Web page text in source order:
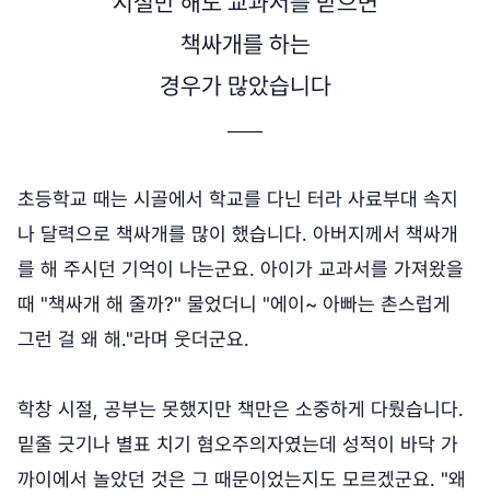
책싸개를 하는
경우가 많았습니다
초등학교 때는 시골에서 학교를 다닌 터라 사료부대 속지
나 달력으로 책싸개를 많이 했습니다. 아버지께서 책싸개
를 해 주시던 기억이 나는군요. 아이가 교과서를 가져왔을
때 "책싸개 해 줄까?" 물었더니 "에이~ 아빠는 촌스럽게
그런 걸 왜 해."라며 웃더군요.
학창 시절, 공부는 못했지만 책만은 소중하게 다뤘습니다.
밑줄 긋기나 별표 치기 혐오주의자였는데 성적이 바닥 가
까이에서 놀았던 것은 그 때문이었는지도 모르겠군요. "왜